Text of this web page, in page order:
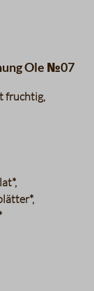
Ole №07
fruchtig,